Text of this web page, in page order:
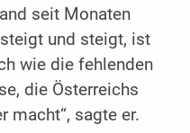
seit Monaten
und steigt, ist
wie die fehlenden
die Österreichs
macht“, sagte er.